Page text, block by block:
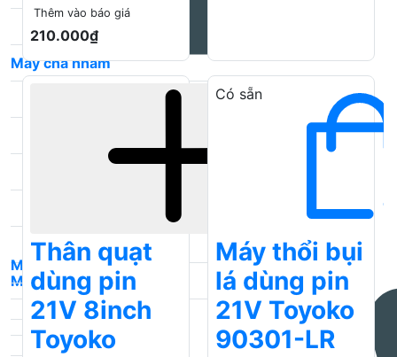
Máy bào gỗ Ingco
Máy chà nhám
Máy chà nhám Total
Máy khò nhiệt
Máy khò nhiệt Total
Máy khò nhiệt DCA
Máy hút bụi
Máy hút bụi Total
Máy hút bụi Ingco
Thêm vào báo giá
210.000₫
Thân quạt
dùng pin
21V 8inch
Toyoko
Có sẵn
Máy thổi bụi
lá dùng pin
21V Toyoko
90301-LR